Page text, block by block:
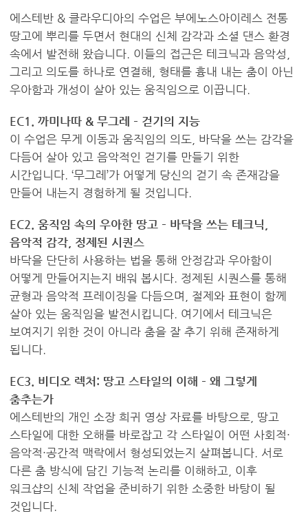
에스테반 & 클라우디아의 수업은 부에노스아이레스 전통
땅고에 뿌리를 두면서 현대의 신체 감각과 소셜 댄스 환경
속에서 발전해 왔습니다. 이들의 접근은 테크닉과 음악성,
그리고 의도를 하나로 연결해, 형태를 흉내 내는 춤이 아닌
우아함과 개성이 살아 있는 움직임으로 이끕니다.
EC1. 까미나따 & 무그레 – 걷기의 지능
이 수업은 무게 이동과 움직임의 의도, 바닥을 쓰는 감각을
다듬어 살아 있고 음악적인 걷기를 만들기 위한
시간입니다. ‘무그레’가 어떻게 당신의 걷기 속 존재감을
만들어 내는지 경험하게 될 것입니다.
EC2. 움직임 속의 우아한 땅고 – 바닥을 쓰는 테크닉,
음악적 감각, 정제된 시퀀스
바닥을 단단히 사용하는 법을 통해 안정감과 우아함이
어떻게 만들어지는지 배워 봅시다. 정제된 시퀀스를 통해
균형과 음악적 프레이징을 다듬으며, 절제와 표현이 함께
살아 있는 움직임을 발전시킵니다. 여기에서 테크닉은
보여지기 위한 것이 아니라 춤을 잘 추기 위해 존재하게
됩니다.
EC3. 비디오 렉처: 땅고 스타일의 이해 – 왜 그렇게
춤추는가
에스테반의 개인 소장 희귀 영상 자료를 바탕으로, 땅고
스타일에 대한 오해를 바로잡고 각 스타일이 어떤 사회적·
음악적·공간적 맥락에서 형성되었는지 살펴봅니다. 서로
다른 춤 방식에 담긴 기능적 논리를 이해하고, 이후
워크샵의 신체 작업을 준비하기 위한 소중한 바탕이 될
것입니다.